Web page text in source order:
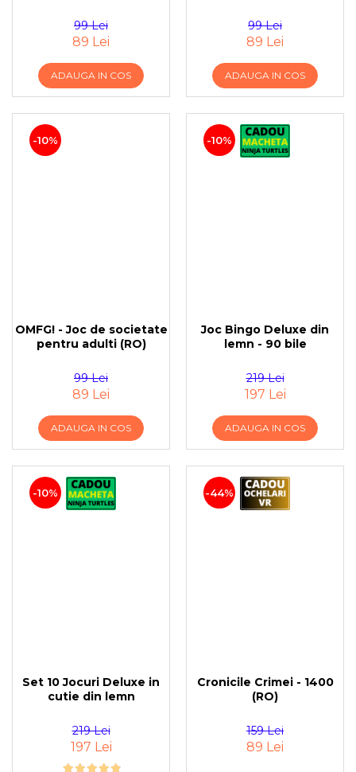
99 Lei
89 Lei
ADAUGA IN COS
99 Lei
89 Lei
ADAUGA IN COS
-10%
OMFG! - Joc de societate
pentru adulti (RO)
99 Lei
89 Lei
ADAUGA IN COS
-10%
Joc Bingo Deluxe din
lemn - 90 bile
219 Lei
197 Lei
ADAUGA IN COS
-10%
Set 10 Jocuri Deluxe in
cutie din lemn
219 Lei
197 Lei
-44%
Cronicile Crimei - 1400
(RO)
159 Lei
89 Lei